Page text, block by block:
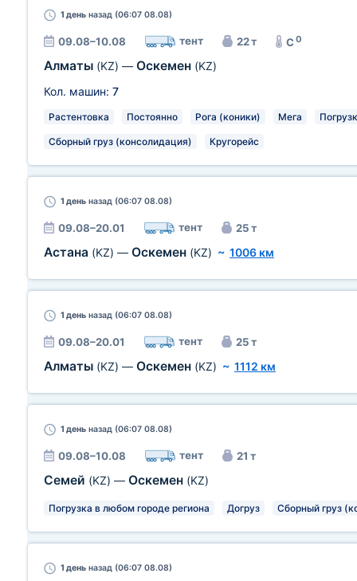
1 день назад (06:07 08.08)
09.08–10.08 тент 22 т C0
Алматы (KZ) — Оскемен (KZ)
Кол. машин: 7
Растентовка Постоянно Рога (коники) Мега
Сборный груз (консолидация) Кругорейс
1 день назад (06:07 08.08)
09.08–20.01 тент 25 т
Астана (KZ) — Оскемен (KZ) ~ 1006 км
1 день назад (06:07 08.08)
09.08–20.01 тент 25 т
Алматы (KZ) — Оскемен (KZ) ~ 1112 км
1 день назад (06:07 08.08)
09.08–10.08 тент 21 т
Семей (KZ) — Оскемен (KZ)
Погрузка в любом городе региона Догруз Сборный груз
1 день назад (06:07 08.08)